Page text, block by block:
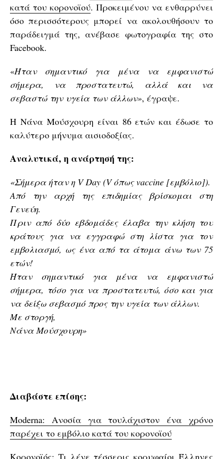
κατά του κορονοϊού. Προκειμένου να ενθαρρύνει
όσο περισσότερους μπορεί να ακολουθήσουν το
παράδειγμά της, ανέβασε φωτογραφία της στο
Facebook.
«Ήταν σημαντικό για μένα να εμφανιστώ
σήμερα, να προστατευτώ, αλλά και να
σεβαστώ την υγεία των άλλων», έγραψε.
Η Νάνα Μούσχουρη είναι 86 ετών και έδωσε το
καλύτερο μήνυμα αισιοδοξίας.
Αναλυτικά, η ανάρτησή της:
«Σήμερα ήταν η V Day (V όπως vaccine [εμβόλιο]).
Από την αρχή της επιδημίας βρίσκομαι στη
Γενεύη.
Πριν από δύο εβδομάδες έλαβα την κλήση του
κράτους για να εγγραφώ στη λίστα για τον
εμβολιασμό, ως ένα από τα άτομα άνω των 75
ετών!
Ήταν σημαντικό για μένα να εμφανιστώ
σήμερα, τόσο για να προστατευτώ, όσο και για
να δείξω σεβασμό προς την υγεία των άλλων.
Με στοργή,
Νάνα Μούσχουρη»
Διαβάστε επίσης:
Moderna: Ανοσία για τουλάχιστον ένα χρόνο
παρέχει το εμβόλιο κατά του κορονοϊού
Κορονοϊός: Τι λένε τέσσερις κορυφαίοι Έλληνες